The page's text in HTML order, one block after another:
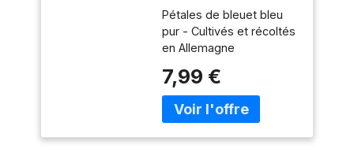
Lattes Maison,
Mélanges de Thé,
Sels de Bain,
Cadeaux, Artisanat
Pétales de bleuet bleu
pur - Cultivés et récoltés
en Allemagne
séchés, pétales de
bleuet purs (Centaurea
Cyanus) - Poids net: 10g
7,99 €